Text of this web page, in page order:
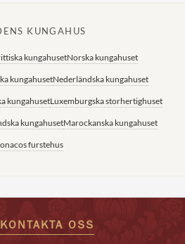
KUNGAHUS
kungahusetNorska kungahuset
kungahusetNederländska kungahuset
kungahusetLuxemburgska storhertighuset
kungahusetMarockanska kungahuset
furstehus
KONTAKTA OSS